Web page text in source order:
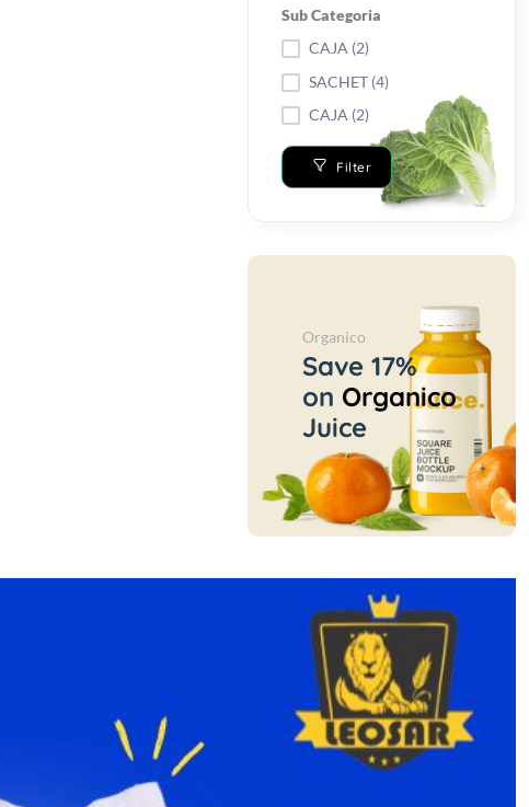
Sub Categoria
CAJA (2)
SACHET (4)
CAJA (2)
Filter
Organico
Save 17%
on Organico
Juice